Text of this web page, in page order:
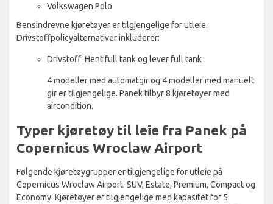
Volkswagen Polo
Bensindrevne kjøretøyer er tilgjengelige for utleie.
Drivstoffpolicyalternativer inkluderer:
Drivstoff: Hent full tank og lever full tank
4 modeller med automatgir og 4 modeller med manuelt
gir er tilgjengelige. Panek tilbyr 8 kjøretøyer med
aircondition.
Typer kjøretøy til leie fra Panek på
Copernicus Wroclaw Airport
Følgende kjøretøygrupper er tilgjengelige for utleie på
Copernicus Wroclaw Airport: SUV, Estate, Premium, Compact og
Economy. Kjøretøyer er tilgjengelige med kapasitet for 5